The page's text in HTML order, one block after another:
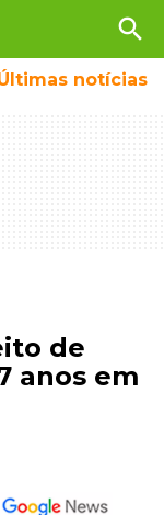
search
notícias
de
anos em